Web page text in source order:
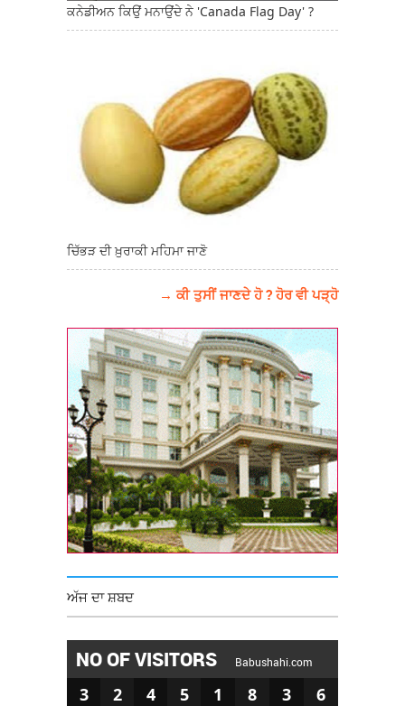
ਕਨੇਡੀਅਨ ਕਿਉਂ ਮਨਾਉਂਦੇ ਨੇ 'Canada Flag Day' ?
ਚਿੱਭੜ ਦੀ ਖ਼ੁਰਾਕੀ ਮਹਿਮਾ ਜਾਣੋ
→ ਕੀ ਤੁਸੀਂ ਜਾਣਦੇ ਹੋ ? ਹੋਰ ਵੀ ਪੜ੍ਹੋ
ਅੱਜ ਦਾ ਸ਼ਬਦ
NO OF VISITORS Babushahi.com
3 2 4 5 1 8 3 6